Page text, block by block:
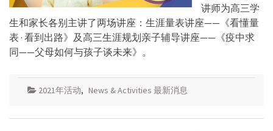
讲师为高三学
生和家长各别主讲了两场讲座：生涯量表讲座——《看懂量
表 · 看到出路》及高三生涯规划亲子辅导讲座——《疫中求
同——父母如何与孩子谈未来》。
2021年活动, News & Activities 最新消息